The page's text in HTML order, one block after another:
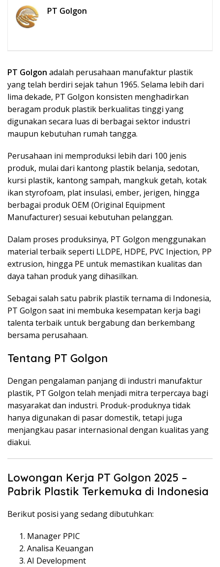
PT Golgon
PT Golgon adalah perusahaan manufaktur plastik
yang telah berdiri sejak tahun 1965. Selama lebih dari
lima dekade, PT Golgon konsisten menghadirkan
beragam produk plastik berkualitas tinggi yang
digunakan secara luas di berbagai sektor industri
maupun kebutuhan rumah tangga.
Perusahaan ini memproduksi lebih dari 100 jenis
produk, mulai dari kantong plastik belanja, sedotan,
kursi plastik, kantong sampah, mangkuk getah, kotak
ikan styrofoam, plat insulasi, ember, jerigen, hingga
berbagai produk OEM (Original Equipment
Manufacturer) sesuai kebutuhan pelanggan.
Dalam proses produksinya, PT Golgon menggunakan
material terbaik seperti LLDPE, HDPE, PVC Injection, PP
extrusion, hingga PE untuk memastikan kualitas dan
daya tahan produk yang dihasilkan.
Sebagai salah satu pabrik plastik ternama di Indonesia,
PT Golgon saat ini membuka kesempatan kerja bagi
talenta terbaik untuk bergabung dan berkembang
bersama perusahaan.
Tentang PT Golgon
Dengan pengalaman panjang di industri manufaktur
plastik, PT Golgon telah menjadi mitra terpercaya bagi
masyarakat dan industri. Produk-produknya tidak
hanya digunakan di pasar domestik, tetapi juga
menjangkau pasar internasional dengan kualitas yang
diakui.
Lowongan Kerja PT Golgon 2025 –
Pabrik Plastik Terkemuka di Indonesia
Berikut posisi yang sedang dibutuhkan:
Manager PPIC
Analisa Keuangan
AI Development